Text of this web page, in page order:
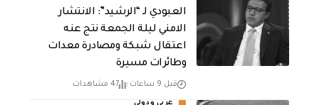
العبودي لـ “الرشيد”: الانتشار
الامني ليلة الجمعة نتج عنه
اعتقال شبكة ومصادرة معدات
وطائرات مسيرة
قبل 9 ساعات 47 مشاهدات
عربي ودولي